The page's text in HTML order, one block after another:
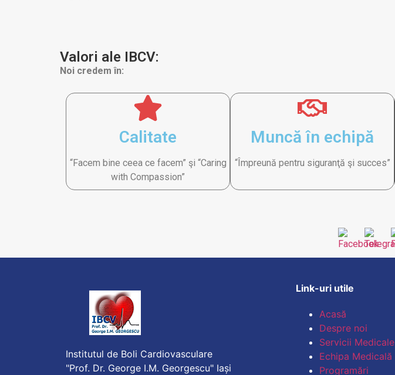
Valori ale IBCV:
Noi credem în:
Calitate
“Facem bine ceea ce facem” şi “Caring
with Compassion”
Muncă în echipă
“Împreună pentru siguranţă şi succes”
Institutul de Boli Cardiovasculare
"Prof. Dr. George I.M. Georgescu" Iași
Link-uri utile
Acasă
Despre noi
Servicii Medicale
Echipa Medicală
Programări